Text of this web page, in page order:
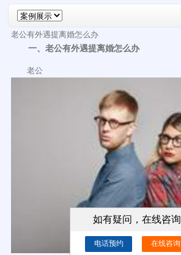
老公有外遇提离婚怎么办
一、老公有外遇提离婚怎么办
老公
如有疑问，在线咨询
电话预约 在线咨询